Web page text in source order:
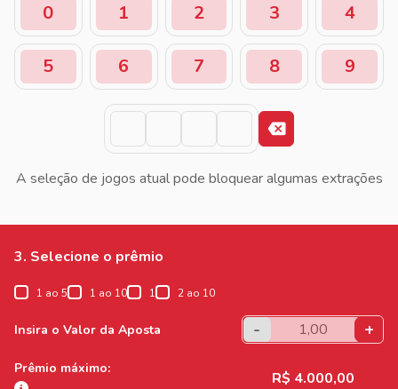
0 1 2 3 4
5 6 7 8 9
A seleção de jogos atual pode bloquear algumas extrações
3. Selecione o prêmio
1 ao 5 1 ao 10 1 2 ao 10
Insira o Valor da Aposta - +
Prêmio máximo:
R$ 4.000,00